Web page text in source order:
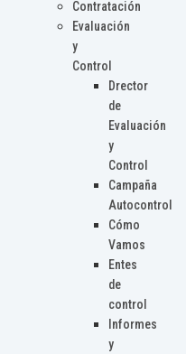
Contratación
Evaluación
y
Control
Drector
de
Evaluación
y
Control
Campaña
Autocontrol
Cómo
Vamos
Entes
de
control
Informes
y